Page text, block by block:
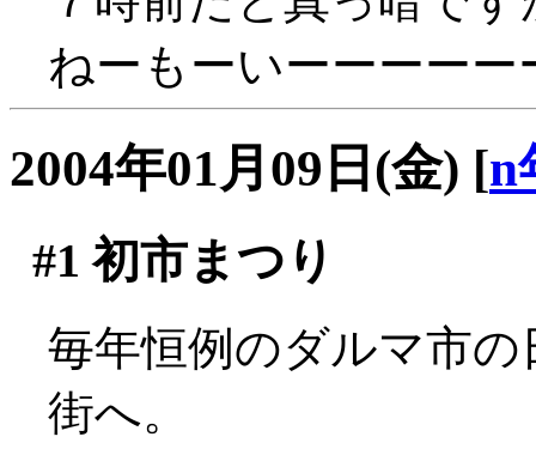
ねーもーいーーーーー
2004年01月09日(金) [n
#1 初市まつり
毎年恒例のダルマ市
街へ。